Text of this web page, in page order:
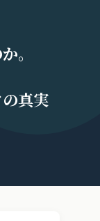
。
真実